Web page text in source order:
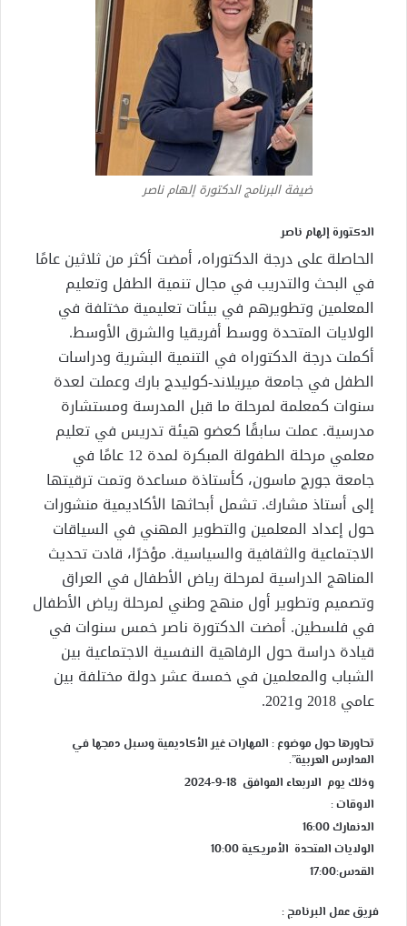
ضيفة البرنامج الدكتورة إلهام ناصر
الدكتورة إلهام ناصر
الحاصلة على درجة الدكتوراه، أمضت أكثر من ثلاثين عامًا
في البحث والتدريب في مجال تنمية الطفل وتعليم
المعلمين وتطويرهم في بيئات تعليمية مختلفة في
الولايات المتحدة ووسط أفريقيا والشرق الأوسط.
أكملت درجة الدكتوراه في التنمية البشرية ودراسات
الطفل في جامعة ميريلاند-كوليدج بارك وعملت لعدة
سنوات كمعلمة لمرحلة ما قبل المدرسة ومستشارة
مدرسية. عملت سابقًا كعضو هيئة تدريس في تعليم
معلمي مرحلة الطفولة المبكرة لمدة 12 عامًا في
جامعة جورج ماسون، كأستاذة مساعدة وتمت ترقيتها
إلى أستاذ مشارك. تشمل أبحاثها الأكاديمية منشورات
حول إعداد المعلمين والتطوير المهني في السياقات
الاجتماعية والثقافية والسياسية. مؤخرًا، قادت تحديث
المناهج الدراسية لمرحلة رياض الأطفال في العراق
وتصميم وتطوير أول منهج وطني لمرحلة رياض الأطفال
في فلسطين. أمضت الدكتورة ناصر خمس سنوات في
قيادة دراسة حول الرفاهية النفسية الاجتماعية بين
الشباب والمعلمين في خمسة عشر دولة مختلفة بين
عامي 2018 و2021.
تحاورها حول موضوع : المهارات غير الأكاديمية وسبل دمجها في
المدارس العربية”.
وذلك يوم الاربعاء الموافق 18-9-2024
الاوقات :
الدنمارك 16:00
الولايات المتحدة الأمريكية 10:00
القدس:17:00
فريق عمل البرنامج :